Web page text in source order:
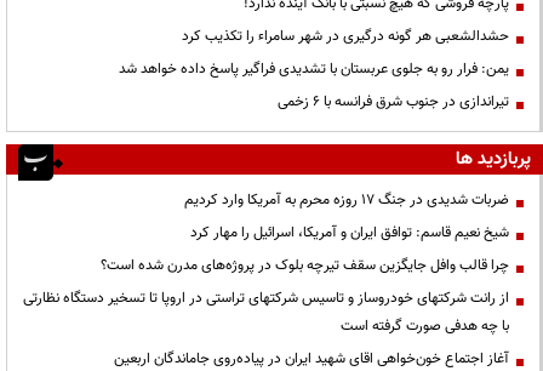
حشدالشعبی هر گونه درگیری در شهر سامراء را تکذیب کرد
یمن: فرار رو به جلوی عربستان با تشدیدی فراگیر پاسخ داده خواهد شد
تیراندازی در جنوب شرق فرانسه با ۶ زخمی
پربازدید ها
ضربات شدیدی در جنگ ۱۷ روزه محرم به آمریکا وارد کردیم
شیخ نعیم قاسم: توافق ایران و آمریکا، اسرائیل را مهار کرد
چرا قالب وافل جایگزین سقف تیرچه بلوک در پروژه‌های مدرن شده است؟
از رانت‌ شرکتهای خودروساز و تاسیس شرکتهای تراستی در اروپا تا تسخیر دستگاه نظارتی
با چه هدفی صورت گرفته است
آغاز اجتماع خون‌خواهی اقای شهید ایران در پیاده‌روی جاماندگان اربعین